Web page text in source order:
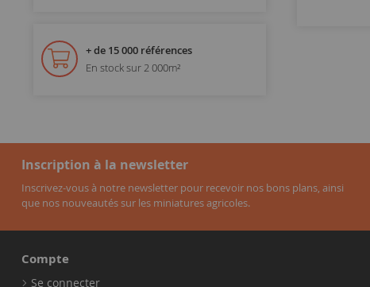
+ de 15 000 références
En stock sur 2 000m²
Inscription à la newsletter
Inscrivez-vous à notre newsletter pour recevoir nos bons plans, ainsi
que nos nouveautés sur les miniatures agricoles.
Compte
Se connecter